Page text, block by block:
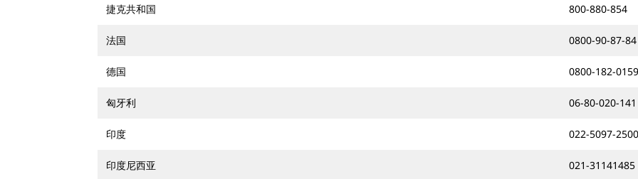
捷克共和国 800-880-854
法国 0800-90-87-84
德国 0800-182-0159
匈牙利 06-80-020-141
印度 022-5097-2500
印度尼西亚 021-31141485